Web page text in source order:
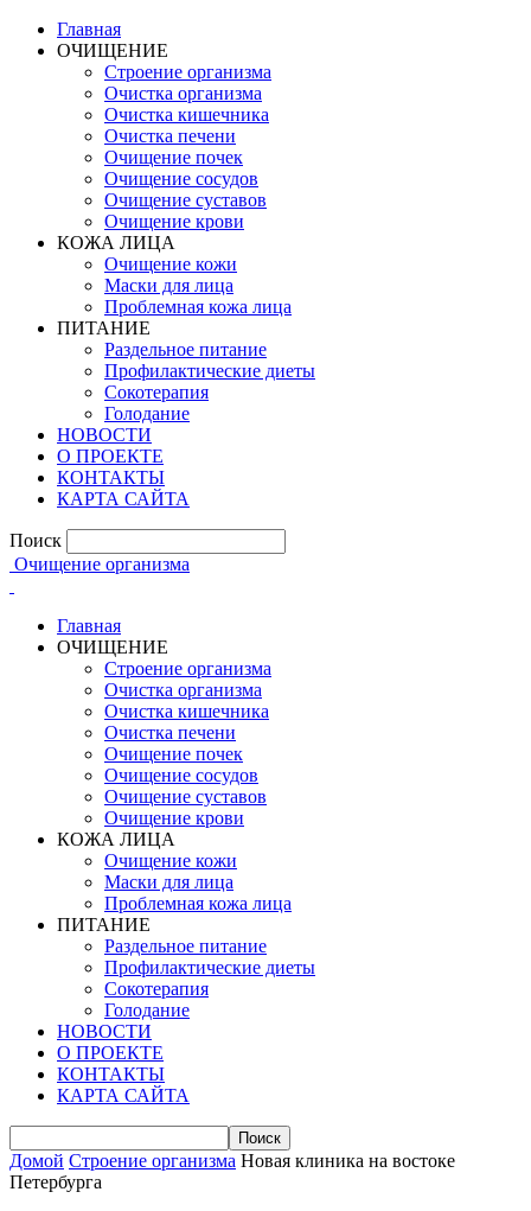
Главная
ОЧИЩЕНИЕ
Строение организма
Очистка организма
Очистка кишечника
Очистка печени
Очищение почек
Очищение сосудов
Очищение суставов
Очищение крови
КОЖА ЛИЦА
Очищение кожи
Маски для лица
Проблемная кожа лица
ПИТАНИЕ
Раздельное питание
Профилактические диеты
Сокотерапия
Голодание
НОВОСТИ
О ПРОЕКТЕ
КОНТАКТЫ
КАРТА САЙТА
Поиск
Очищение организма
Главная
ОЧИЩЕНИЕ
Строение организма
Очистка организма
Очистка кишечника
Очистка печени
Очищение почек
Очищение сосудов
Очищение суставов
Очищение крови
КОЖА ЛИЦА
Очищение кожи
Маски для лица
Проблемная кожа лица
ПИТАНИЕ
Раздельное питание
Профилактические диеты
Сокотерапия
Голодание
НОВОСТИ
О ПРОЕКТЕ
КОНТАКТЫ
КАРТА САЙТА
Домой Строение организма Новая клиника на востоке
Петербурга